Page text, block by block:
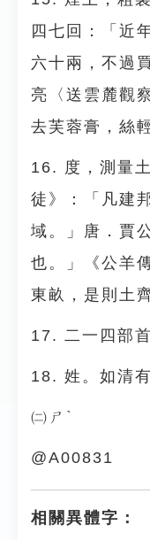
四七回：「近
六十兩，不過
亮〈送雲麓觀
去芙蓉膏，絲
16. 度，測量
徒》：「凡建
域。」唐．賈
也。」《公羊
東畝，是則土
17. 二一四部首
18. 姓。如清
㈡ㄕˋ
@A00831
相關異體字：